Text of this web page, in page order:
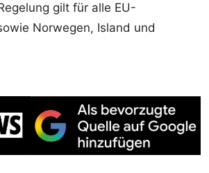
gilt für alle EU-
Norwegen, Island und